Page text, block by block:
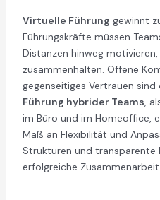
Virtuelle Führung gewinnt
Führungskräfte müssen
Distanzen hinweg
zusammenhalten. Offene
gegenseitiges Vertrauen sind
Führung hybrider Teams,
im Büro und im Homeoffice,
Maß an Flexibilität und
Strukturen und transparente
erfolgreiche Zusammenarbeit.